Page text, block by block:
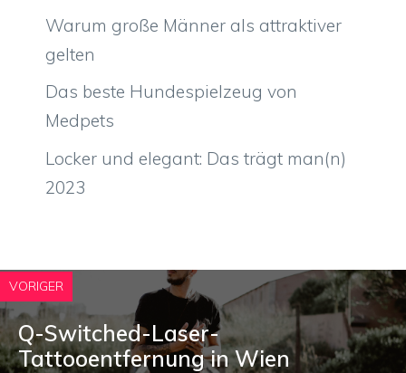
Warum große Männer als attraktiver
gelten
Das beste Hundespielzeug von
Medpets
Locker und elegant: Das trägt man(n)
2023
VORIGER
Q-Switched-Laser-
Tattooentfernung in Wien